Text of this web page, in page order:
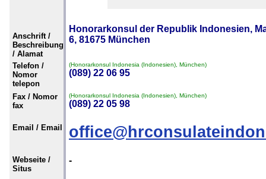
Anschrift /
Beschreibung
/ Alamat
Honorarkonsul der Republik Indonesien,
6, 81675 München
Telefon /
Nomor
telepon
(Honorarkonsul Indonesia (Indonesien), München)
(089) 22 06 95
Fax / Nomor
fax
(Honorarkonsul Indonesia (Indonesien), München)
(089) 22 05 98
Email / Email
Webseite /
Situs
-